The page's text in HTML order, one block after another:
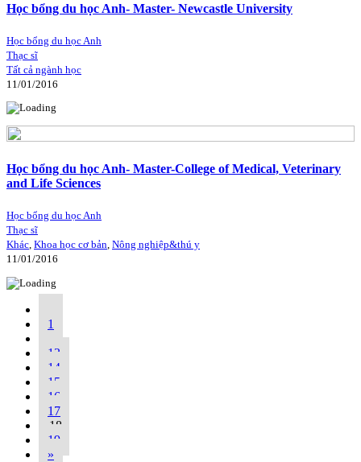
Học bổng du học Anh- Master- Newcastle University
Học bổng du học Anh
Thạc sĩ
Tất cả ngành học
11/01/2016
Học bổng du học Anh- Master-College of Medical, Veterinary
and Life Sciences
Học bổng du học Anh
Thạc sĩ
Khác, Khoa học cơ bản, Nông nghiệp&thú y
11/01/2016
1
13
14
15
16
17
18
19
»